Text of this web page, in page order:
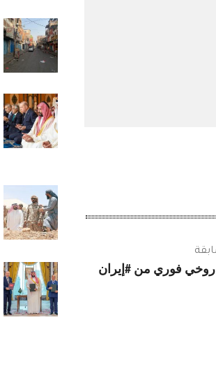
فوري من #إيران